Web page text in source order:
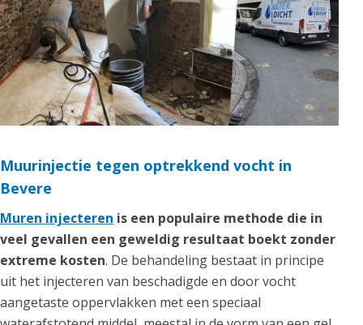
Muurinjectie tegen optrekkend vocht in
Bevere
Muren injecteren is een populaire methode die in
veel gevallen een geweldig resultaat boekt zonder
extreme kosten. De behandeling bestaat in principe
uit het injecteren van beschadigde en door vocht
aangetaste oppervlakken met een speciaal